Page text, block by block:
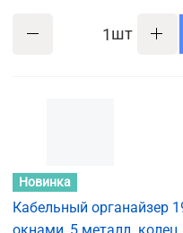
шт
Новинка
Кабельный органайзер